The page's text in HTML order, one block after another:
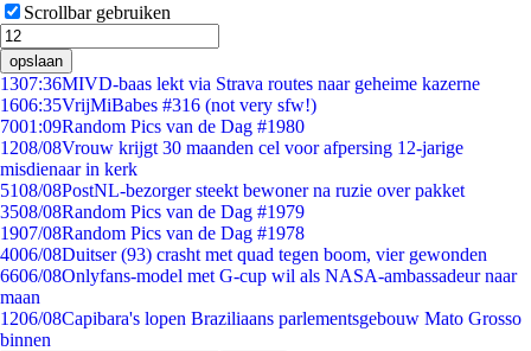
Scrollbar gebruiken
opslaan
1307:36MIVD-baas lekt via Strava routes naar geheime kazerne
1606:35VrijMiBabes #316 (not very sfw!)
7001:09Random Pics van de Dag #1980
1208/08Vrouw krijgt 30 maanden cel voor afpersing 12-jarige
misdienaar in kerk
5108/08PostNL-bezorger steekt bewoner na ruzie over pakket
3508/08Random Pics van de Dag #1979
1907/08Random Pics van de Dag #1978
4006/08Duitser (93) crasht met quad tegen boom, vier gewonden
6606/08Onlyfans-model met G-cup wil als NASA-ambassadeur naar
maan
1206/08Capibara's lopen Braziliaans parlementsgebouw Mato Grosso
binnen